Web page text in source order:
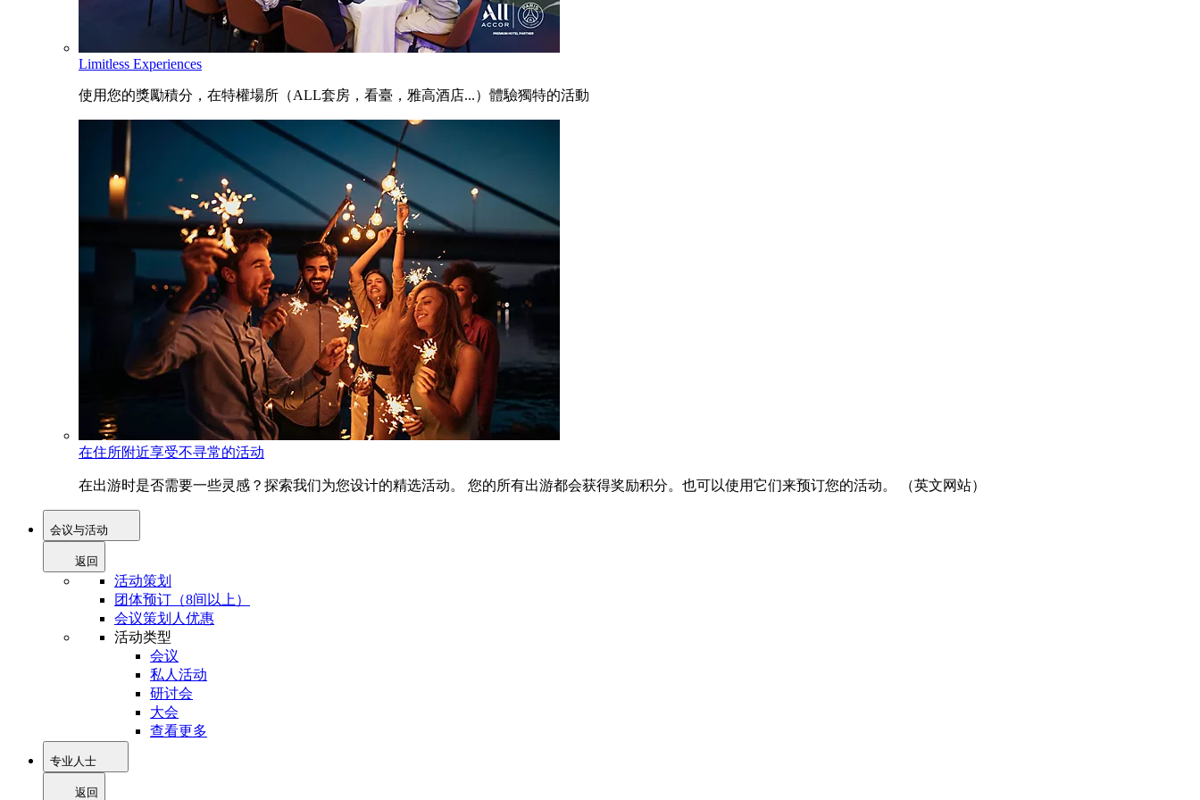
Limitless Experiences
使用您的獎勵積分，在特權場所（ALL套房，看臺，雅高酒店...）體驗獨特的活動
在住所附近享受不寻常的活动
在出游时是否需要一些灵感？探索我们为您设计的精选活动。 您的所有出游都会获得奖励积分。也可以使用它们来预订您的活动。 （英文网站）
会议与活动
返回
活动策划
团体预订（8间以上）
会议策划人优惠
活动类型
会议
私人活动
研讨会
大会
查看更多
专业人士
返回